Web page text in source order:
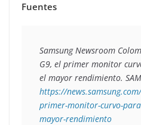
Fuentes
Samsung Newsroom
G9, el primer monitor
el mayor rendimiento
https://
primer-monitor-curvo-
mayor-rendimiento